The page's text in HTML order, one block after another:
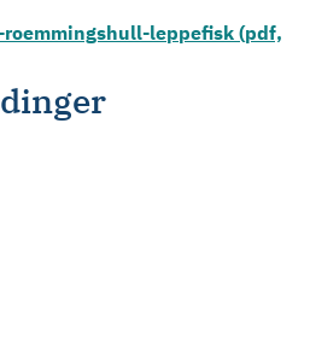
leppefisk (pdf,